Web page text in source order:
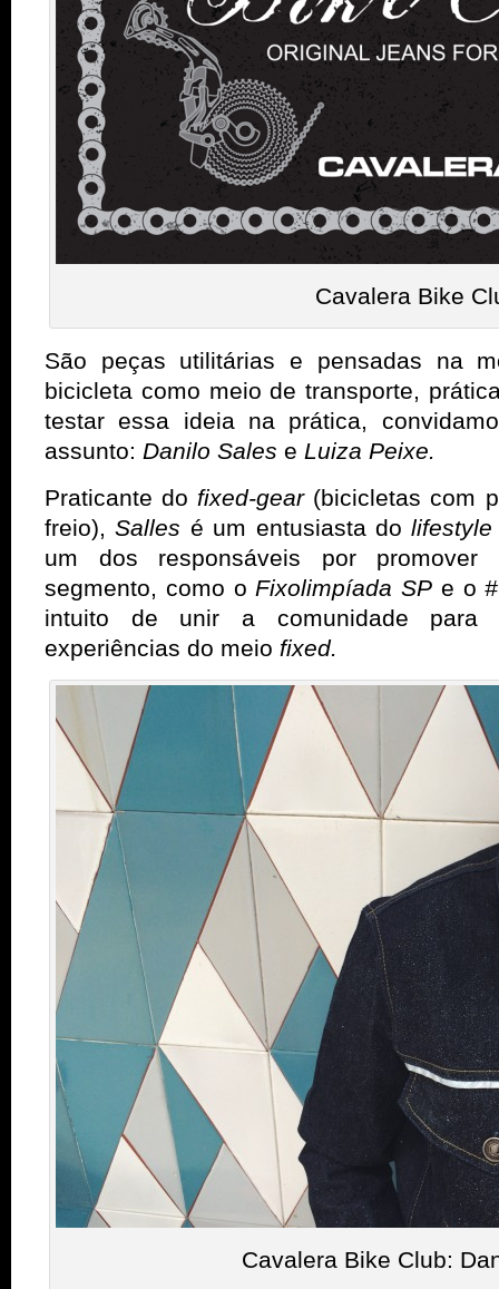
Cavalera Bike
São peças utilitárias e pensadas na
bicicleta como meio de transporte,
testar essa ideia na prática,
assunto: Danilo Sales e Luiza Peixe.
Praticante do fixed-gear (bicicletas com
freio),Salles é um entusiasta do
um dos responsáveis por promover
segmento, como o Fixolimpíada SP e o
intuito de unir a comunidade para
experiências do meio fixed.
Cavalera Bike Club: